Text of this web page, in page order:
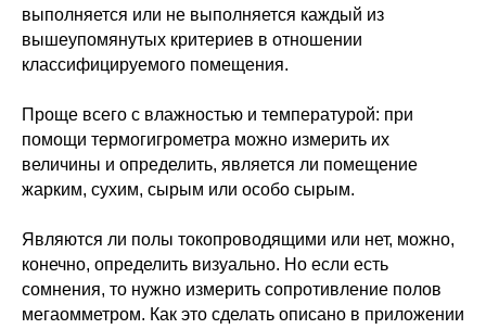
выполняется или не выполняется каждый из
вышеупомянутых критериев в отношении
классифицируемого помещения.
Проще всего с влажностью и температурой: при
помощи термогигрометра можно измерить их
величины и определить, является ли помещение
жарким, сухим, сырым или особо сырым.
Являются ли полы токопроводящими или нет, можно,
конечно, определить визуально. Но если есть
сомнения, то нужно измерить сопротивление полов
мегаомметром. Как это сделать описано в приложении